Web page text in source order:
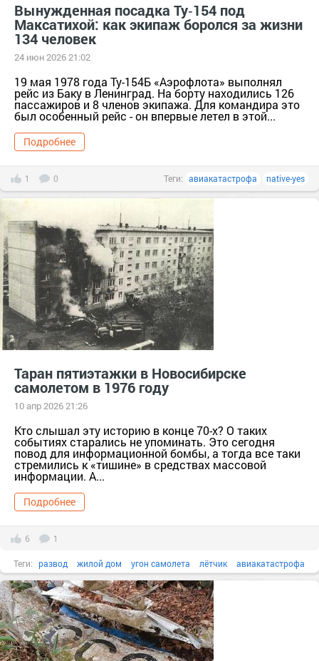
Вынужденная посадка Ту‑154 под
Максатихой: как экипаж боролся за жизни
134 человек
24 июн 2026 21:02
19 мая 1978 года Ту-154Б «Аэрофлота» выполнял
рейс из Баку в Ленинград. На борту находились 126
пассажиров и 8 членов экипажа. Для командира это
был особенный рейс - он впервые летел в этой...
Подробнее
1 0 Теги: авиакатастрофа native-yes
Таран пятиэтажки в Новосибирске
самолетом в 1976 году
10 апр 2026 21:26
Кто слышал эту историю в конце 70-х? О таких
событиях старались не упоминать. Это сегодня
повод для информационной бомбы, а тогда все таки
стремились к «тишине» в средствах массовой
информации. А...
Подробнее
6 1
Теги: развод жилой дом угон самолета лётчик авиакатастрофа
native-yes таран трагедия в Новосибирске